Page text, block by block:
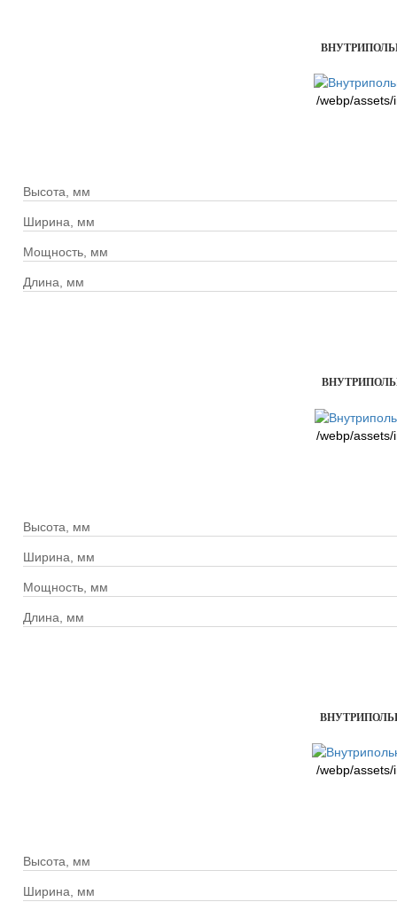
/webp/
Высота, мм
Ширина, мм
Мощность, мм
Длина, мм
/webp/
Высота, мм
Ширина, мм
Мощность, мм
Длина, мм
/webp/
Высота, мм
Ширина, мм